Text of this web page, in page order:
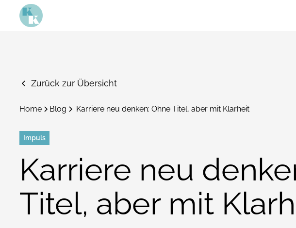
Zurück zur Übersicht
Home Blog Karriere neu denken: Ohne Titel, aber mit Klarheit
Impuls
Karriere neu
Titel, aber mit